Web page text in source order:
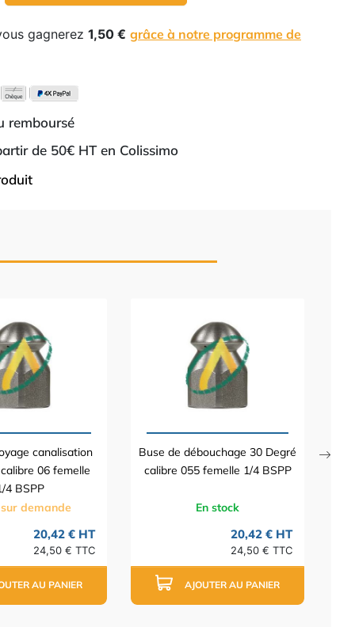
gagnerez 1,50 € grâce à notre programme de
remboursé
de 50€ HT en Colissimo
canalisation
06 femelle
4 BSPP
demande
20,42 € HT
24,50 € TTC
AU PANIER
Buse de débouchage 30 Degré
calibre 055 femelle 1/4 BSPP
En stock
20,42 € HT
24,50 € TTC
AJOUTER AU PANIER